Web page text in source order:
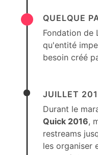
QUELQUE
Fondation de
qu'entité
besoin créé
JUILLET
Durant le
Quick 2016,
restreams
les organiser